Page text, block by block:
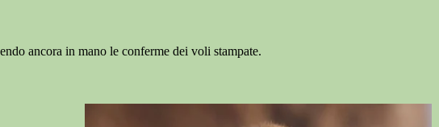
ancora in mano le conferme dei voli stampate.